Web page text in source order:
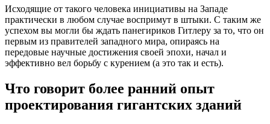
Исходящие от такого человека инициативы на Западе
практически в любом случае воспримут в штыки. С таким же
успехом вы могли бы ждать панегириков Гитлеру за то, что он
первым из правителей западного мира, опираясь на
передовые научные достижения своей эпохи, начал и
эффективно вел борьбу с курением (а это так и есть).
Что говорит более ранний опыт
проектирования гигантских зданий